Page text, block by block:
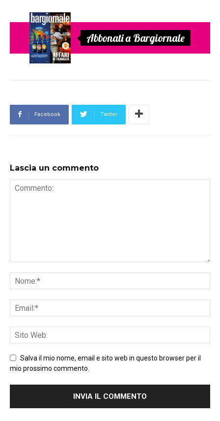
Abbonati a Bargiornale
Facebook Twitter
Lascia un commento
Salva il mio nome, email e sito web in questo browser per il
mio prossimo commento.